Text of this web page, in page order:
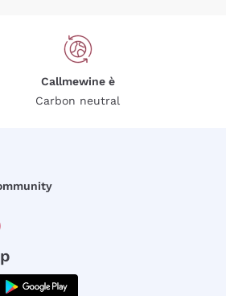
Callmewine è
Carbon neutral